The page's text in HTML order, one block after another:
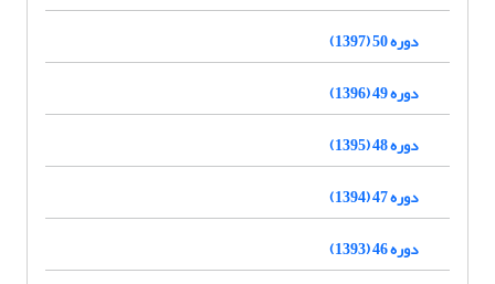
دوره 50 (1397)
دوره 49 (1396)
دوره 48 (1395)
دوره 47 (1394)
دوره 46 (1393)